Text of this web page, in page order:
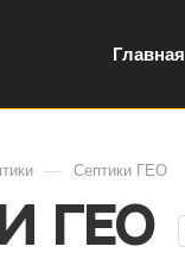
Главная
— Септики ГЕО
ГЕО